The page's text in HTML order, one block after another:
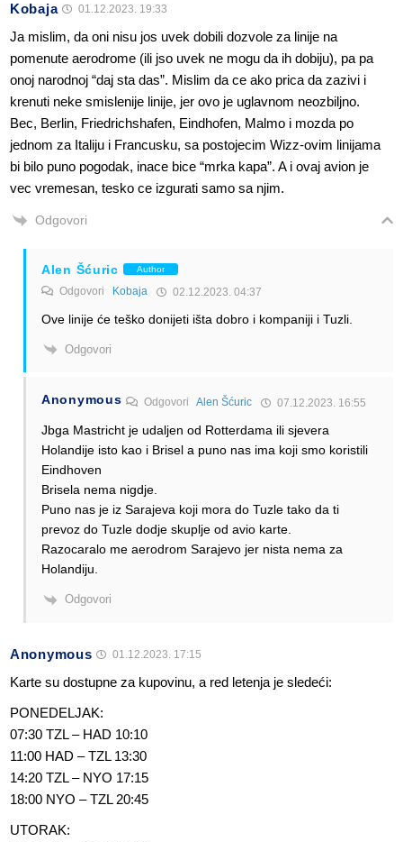
Kobaja 01.12.2023. 19:33
Ja mislim, da oni nisu jos uvek dobili dozvole za linije na
pomenute aerodrome (ili jso uvek ne mogu da ih dobiju), pa pa
onoj narodnoj “daj sta das”. Mislim da ce ako prica da zazivi i
krenuti neke smislenije linije, jer ovo je uglavnom neozbiljno.
Bec, Berlin, Friedrichshafen, Eindhofen, Malmo i mozda po
jednom za Italiju i Francusku, sa postojecim Wizz-ovim linijama
bi bilo puno pogodak, inace bice “mrka kapa”. A i ovaj avion je
vec vremesan, tesko ce izgurati samo sa njim.
Odgovori
Alen Šćuric Author
Odgovori Kobaja 02.12.2023. 04:37
Ove linije će teško donijeti išta dobro i kompaniji i Tuzli.
Odgovori
Anonymous OdgovoriAlen Šćuric 07.12.2023. 16:55
Jbga Mastricht je udaljen od Rotterdama ili sjevera
Holandije isto kao i Brisel a puno nas ima koji smo koristili
Eindhoven
Brisela nema nigdje.
Puno nas je iz Sarajeva koji mora do Tuzle tako da ti
prevoz do Tuzle dodje skuplje od avio karte.
Razocaralo me aerodrom Sarajevo jer nista nema za
Holandiju.
Odgovori
Anonymous 01.12.2023. 17:15
Karte su dostupne za kupovinu, a red letenja je sledeći:
PONEDELJAK:
07:30 TZL – HAD 10:10
11:00 HAD – TZL 13:30
14:20 TZL – NYO 17:15
18:00 NYO – TZL 20:45
UTORAK: